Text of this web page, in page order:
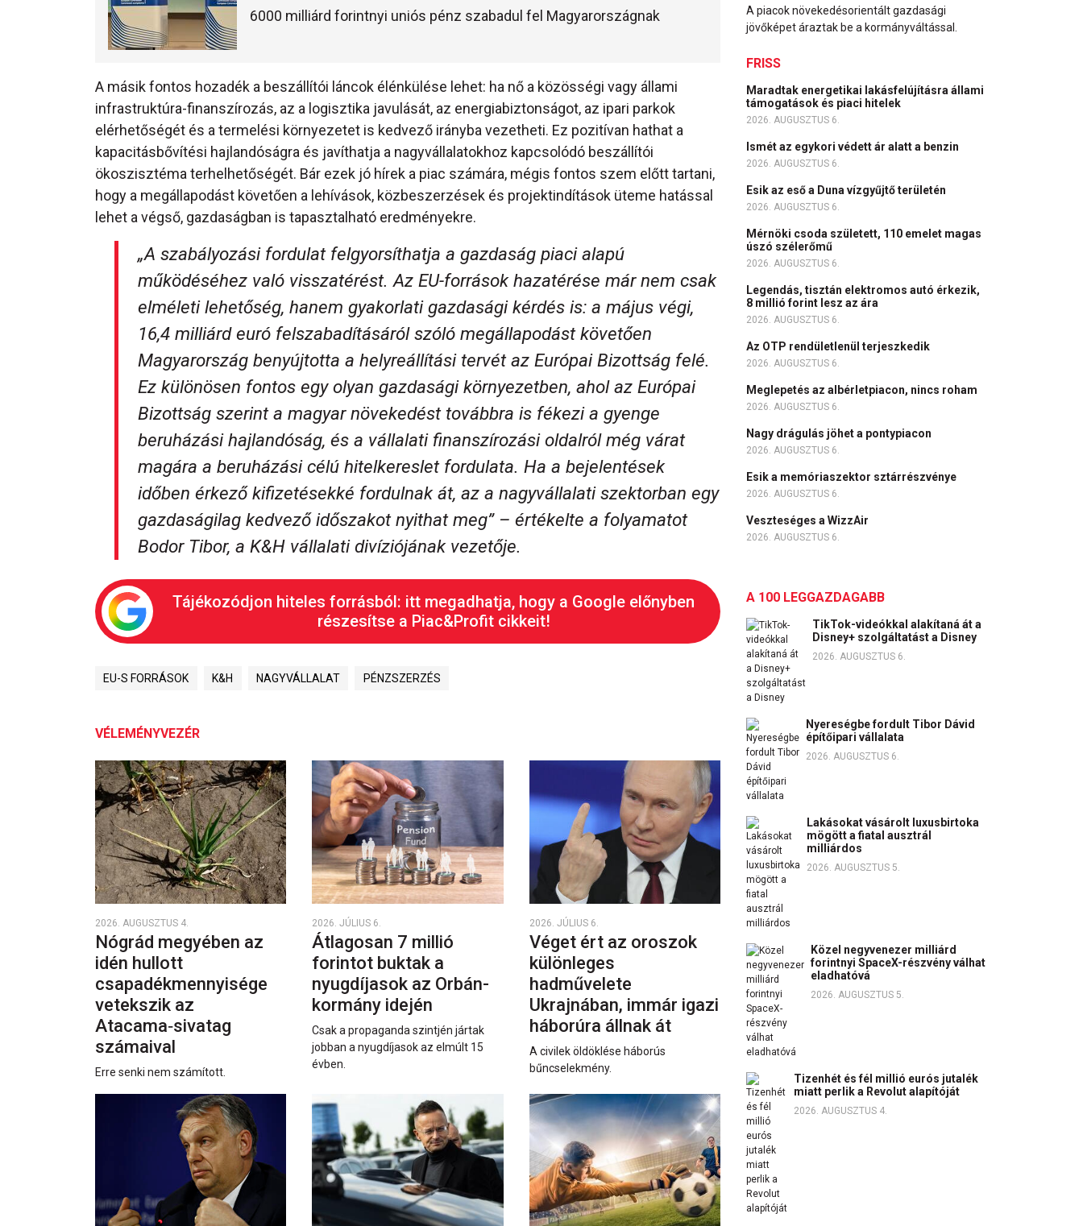
6000 milliárd forintnyi uniós pénz szabadul fel Magyarországnak
A másik fontos hozadék a beszállítói láncok élénkülése lehet: ha nő a közösségi vagy állami
infrastruktúra-finanszírozás, az a logisztika javulását, az energiabiztonságot, az ipari parkok
elérhetőségét és a termelési környezetet is kedvező irányba vezetheti. Ez pozitívan hathat a
kapacitásbővítési hajlandóságra és javíthatja a nagyvállalatokhoz kapcsolódó beszállítói
ökoszisztéma terhelhetőségét. Bár ezek jó hírek a piac számára, mégis fontos szem előtt tartani,
hogy a megállapodást követően a lehívások, közbeszerzések és projektindítások üteme hatással
lehet a végső, gazdaságban is tapasztalható eredményekre.
„A szabályozási fordulat felgyorsíthatja a gazdaság piaci alapú
működéséhez való visszatérést. Az EU-források hazatérése már nem csak
elméleti lehetőség, hanem gyakorlati gazdasági kérdés is: a május végi,
16,4 milliárd euró felszabadításáról szóló megállapodást követően
Magyarország benyújtotta a helyreállítási tervét az Európai Bizottság felé.
Ez különösen fontos egy olyan gazdasági környezetben, ahol az Európai
Bizottság szerint a magyar növekedést továbbra is fékezi a gyenge
beruházási hajlandóság, és a vállalati finanszírozási oldalról még várat
magára a beruházási célú hitelkereslet fordulata. Ha a bejelentések
időben érkező kifizetésekké fordulnak át, az a nagyvállalati szektorban egy
gazdaságilag kedvező időszakot nyithat meg” – értékelte a folyamatot
Bodor Tibor, a K&H vállalati divíziójának vezetője.
Tájékozódjon hiteles forrásból: itt megadhatja, hogy a Google előnyben
részesítse a Piac&Profit cikkeit!
EU-S FORRÁSOK K&H NAGYVÁLLALAT PÉNZSZERZÉS
VÉLEMÉNYVEZÉR
2026. AUGUSZTUS 4.
Nógrád megyében az
idén hullott
csapadékmennyisége
vetekszik az
Atacama‑sivatag
számaival
Erre senki nem számított.
2026. JÚLIUS 6.
Átlagosan 7 millió
forintot buktak a
nyugdíjasok az Orbán-
kormány idején
Csak a propaganda szintjén jártak
jobban a nyugdíjasok az elmúlt 15
évben.
2026. JÚLIUS 6.
Véget ért az oroszok
különleges
hadművelete
Ukrajnában, immár igazi
háborúra állnak át
A civilek öldöklése háborús
bűncselekmény.
A piacok növekedésorientált gazdasági
jövőképet áraztak be a kormányváltással.
FRISS
Maradtak energetikai lakásfelújításra állami
támogatások és piaci hitelek
2026. AUGUSZTUS 6.
Ismét az egykori védett ár alatt a benzin
2026. AUGUSZTUS 6.
Esik az eső a Duna vízgyűjtő területén
2026. AUGUSZTUS 6.
Mérnöki csoda született, 110 emelet magas
úszó szélerőmű
2026. AUGUSZTUS 6.
Legendás, tisztán elektromos autó érkezik,
8 millió forint lesz az ára
2026. AUGUSZTUS 6.
Az OTP rendületlenül terjeszkedik
2026. AUGUSZTUS 6.
Meglepetés az albérletpiacon, nincs roham
2026. AUGUSZTUS 6.
Nagy drágulás jöhet a pontypiacon
2026. AUGUSZTUS 6.
Esik a memóriaszektor sztárrészvénye
2026. AUGUSZTUS 6.
Veszteséges a WizzAir
2026. AUGUSZTUS 6.
A 100 LEGGAZDAGABB
TikTok-videókkal alakítaná át a
Disney+ szolgáltatást a Disney
2026. AUGUSZTUS 6.
Nyereségbe fordult Tibor Dávid
építőipari vállalata
2026. AUGUSZTUS 6.
Lakásokat vásárolt luxusbirtoka
mögött a fiatal ausztrál
milliárdos
2026. AUGUSZTUS 5.
Közel negyvenezer milliárd
forintnyi SpaceX-részvény válhat
eladhatóvá
2026. AUGUSZTUS 5.
Tizenhét és fél millió eurós jutalék
miatt perlik a Revolut alapítóját
2026. AUGUSZTUS 4.